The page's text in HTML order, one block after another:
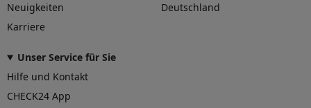
Neuigkeiten
Karriere
Deutschland
Unser Service für Sie
Hilfe und Kontakt
CHECK24 App